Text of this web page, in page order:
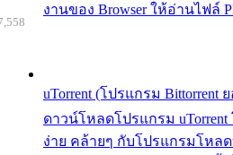
งานของ Browser ให้อ่านไฟล์
uTorrent (โปรแกรม Bittorrent
ดาวน์โหลดโปรแกรม uTorrent
ง่าย คล้ายๆ กับโปรแกรมโหล